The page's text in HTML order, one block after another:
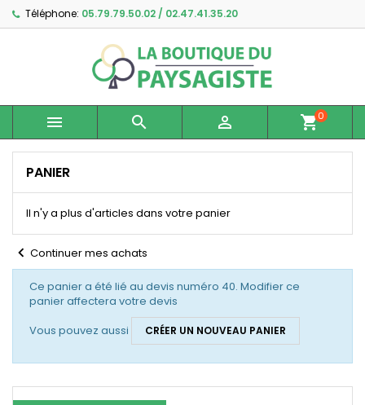
Téléphone: 05.79.79.50.02 / 02.47.41.35.20
   shopping_cart0
PANIER
Il n'y a plus d'articles dans votre panier
chevron_left Continuer mes achats
Ce panier a été lié au devis numéro 40. Modifier ce
panier affectera votre devis
Vous pouvez aussi
CRÉER UN NOUVEAU PANIER
Ajouter à ma liste d'envies ×
Créer une nouvelle liste
((modalTitle)) ×
((confirmMessage))
((cancelText)) ((modalDeleteText))
Créer une liste d'envies ×
Nom de la liste d'envies
Connexion ×
Vous devez être connecté pour ajouter des produits
à votre liste d'envies.
Annuler Connexion